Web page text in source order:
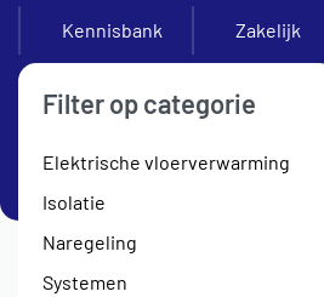
Kennisbank Zakelijk
SETS
Filter op categorie
Elektrische vloerverwarming
Isolatie
Naregeling
Systemen